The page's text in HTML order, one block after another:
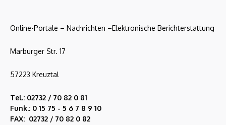
Online-Portale – Nachrichten –Elektronische Berichterstattung
Marburger Str. 17
57223 Kreuztal
Tel.: 02732 / 70 82 0 81
Funk.: 0 15 75 - 5 6 7 8 9 10
FAX: 02732 / 70 82 0 82